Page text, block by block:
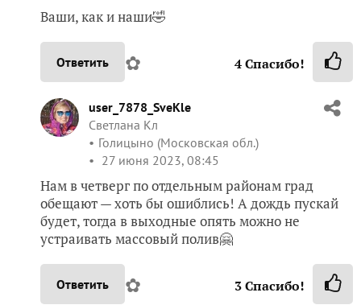
Ваши, как и наши🤣
Ответить ✿ 4Спасибо!
user_7878_SveKle
Светлана Кл
Голицыно (Московская обл.)
27 июня 2023, 08:45
Нам в четверг по отдельным районам град
обещают — хоть бы ошиблись! А дождь пускай
будет, тогда в выходные опять можно не
устраивать массовый полив🤗
Ответить ✿ 3Спасибо!